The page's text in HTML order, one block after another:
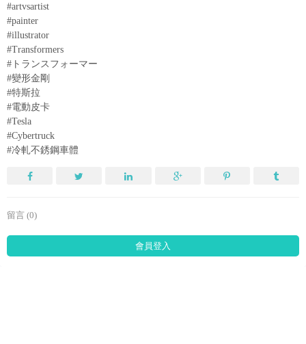
#artvsartist
#painter
#illustrator
#Transformers
#トランスフォーマー
#變形金剛
#特斯拉
#電動皮卡
#Tesla
#Cybertruck
#冷軋不銹鋼車體
留言 (0)
會員登入